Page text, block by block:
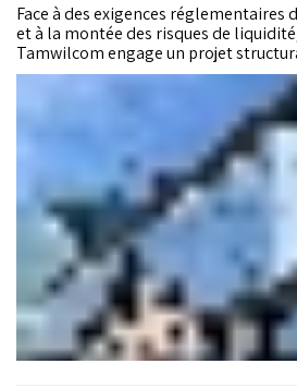
Face à des exigences réglementaires
et à la montée des risques de
Tamwilcom engage un projet
passif. L’institution prévoit de se
pilotage destiné à renforcer la
financiers, optimiser sa rentabilité et
conformité aux standards de Bank